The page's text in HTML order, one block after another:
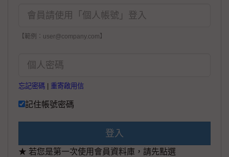
【範例：user@company.com】
忘記密碼 重寄啟用信
記住帳號密碼
登入
★ 若您是第一次使用會員資料庫，請先點選